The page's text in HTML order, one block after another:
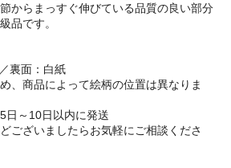
からまっすぐ伸びている品質の良い部分
品です。
裏面：白紙
、商品によって絵柄の位置は異なりま
日～10日以内に発送
ございましたらお気軽にご相談くださ